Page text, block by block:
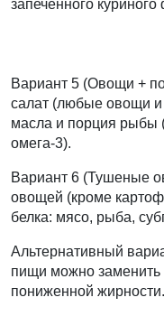
запеченного куриного
Вариант 5 (Овощи +
салат (любые овощи и
масла и порция рыбы
омега-3).
Вариант 6 (Тушеные
овощей (кроме
белка: мясо, рыба,
Альтернативный
пищи можно
пониженной жирности.